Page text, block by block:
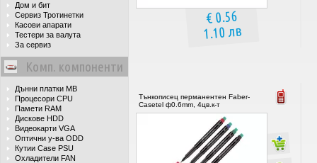
Дом и бит
Сервиз Тротинетки
Касови апарати
Тестери за валута
За сервиз
Комп. компоненти
Дънни платки MB
Процесори CPU
Памети RAM
Дискове HDD
Видеокарти VGA
Оптични у-ва ODD
Кутии Case PSU
Охладители FAN
€ 0.56
1.10 лв
Тънкописец перманентен Faber-
Casetel ф0.6mm, 4цв.к-т